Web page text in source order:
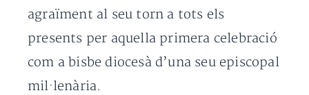
agraïment al seu torn a tots els
presents per aquella primera celebració
com a bisbe diocesà d’una seu episcopal
mil·lenària.